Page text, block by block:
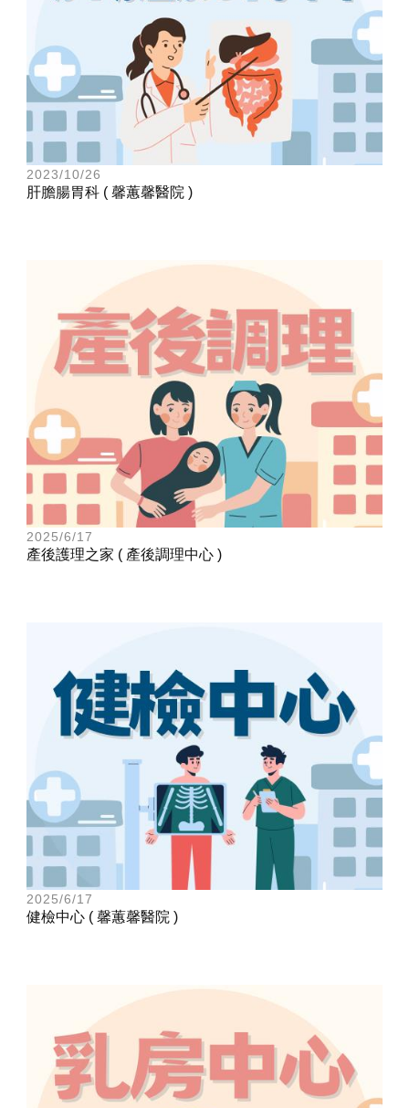
2023/10/26
肝膽腸胃科 ( 馨蕙馨醫院 )
2025/6/17
產後護理之家 ( 產後調理中心 )
2025/6/17
健檢中心 ( 馨蕙馨醫院 )